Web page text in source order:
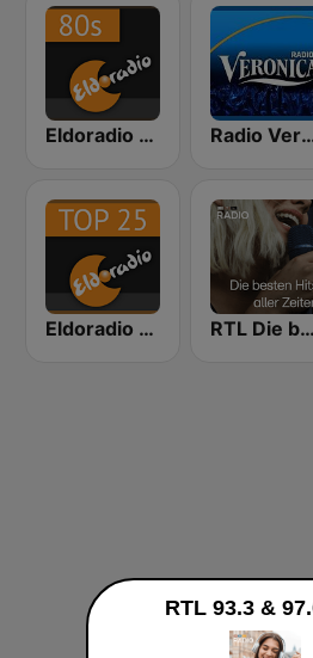
Eldoradio - 80's Channel Radio
Eldoradio - Top 25 Channel RTL Die besten Hits
RTL 93.3 &